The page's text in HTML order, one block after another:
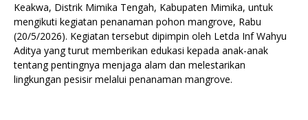
Keakwa, Distrik Mimika Tengah, Kabupaten Mimika, untuk
mengikuti kegiatan penanaman pohon mangrove, Rabu
(20/5/2026). Kegiatan tersebut dipimpin oleh Letda Inf Wahyu
Aditya yang turut memberikan edukasi kepada anak-anak
tentang pentingnya menjaga alam dan melestarikan
lingkungan pesisir melalui penanaman mangrove.